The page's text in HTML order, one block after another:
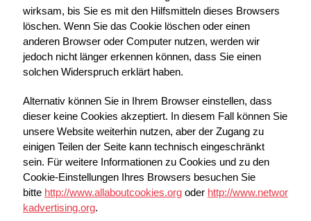
wirksam, bis Sie es mit den Hilfsmitteln dieses Browsers
löschen. Wenn Sie das Cookie löschen oder einen
anderen Browser oder Computer nutzen, werden wir
jedoch nicht länger erkennen können, dass Sie einen
solchen Widerspruch erklärt haben.
Alternativ können Sie in Ihrem Browser einstellen, dass
dieser keine Cookies akzeptiert. In diesem Fall können Sie
unsere Website weiterhin nutzen, aber der Zugang zu
einigen Teilen der Seite kann technisch eingeschränkt
sein. Für weitere Informationen zu Cookies und zu den
Cookie-Einstellungen Ihres Browsers besuchen Sie
bitte http://www.allaboutcookies.orgoder http://www.networ
kadvertising.org.